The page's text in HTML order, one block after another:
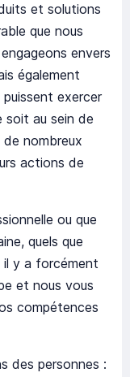
et solutions
que nous
envers
également
exercer
soit au sein de
nombreux
actions de
ou que
quels que
y a forcément
et nous vous
compétences
des personnes :